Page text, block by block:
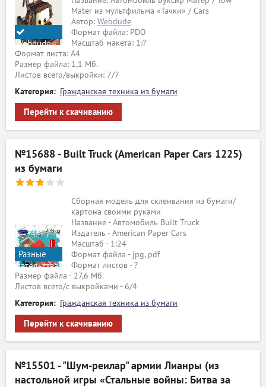
Webdude
Mater из мультфильма «Тачки» / Cars
Автор: Webdude
Формат файла: PDO
Масштаб макета: 1:?
Формат листа: А4
Размер файла: 1,1 Мб.
Листов всего/выкройки: 7/7
Категория: Гражданская техника из бумаги
Перейти к скачиванию
№15688 - Built Truck (American Paper Cars 1225)
из бумаги
Разные
издательства
Сборная модель для склеивания из бумаги/
картона своими руками
Название - Автомобиль Built Truck
Издатель - American Paper Cars
Масштаб - 1:24
Формат файла - jpg, pdf
Формат листов - ?
Размер файла - 27,6 Мб.
Листов всего/с выкройками - 6/4
Категория: Гражданская техника из бумаги
Перейти к скачиванию
№15501 - "Шум-реилар" армии Лианры (из
настольной игры «Стальные войны: Битва за